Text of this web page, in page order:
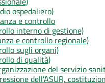
ospedaliero)
e controllo
interno di gestione)
e controllo regionale)
sugli organi)
di qualità)
del servizio
dell'ASUR,